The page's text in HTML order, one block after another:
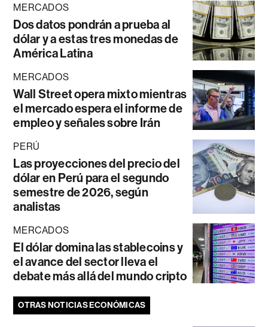
MERCADOS
Dos datos pondrán a prueba al
dólar y a estas tres monedas de
América Latina
MERCADOS
Wall Street opera mixto mientras
el mercado espera el informe de
empleo y señales sobre Irán
PERÚ
Las proyecciones del precio del
dólar en Perú para el segundo
semestre de 2026, según
analistas
MERCADOS
El dólar domina las stablecoins y
el avance del sector lleva el
debate más allá del mundo cripto
OTRAS NOTICIAS ECONÓMICAS